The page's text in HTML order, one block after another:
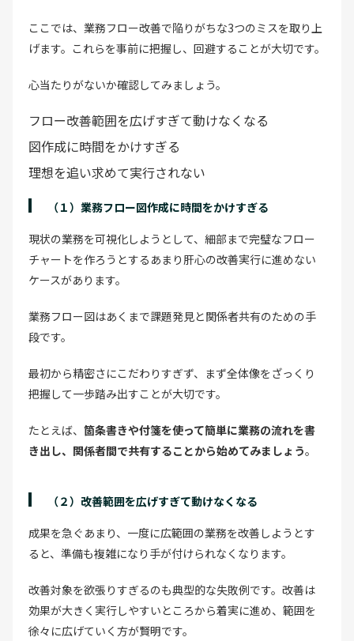
ここでは、業務フロー改善で陥りがちな3つのミスを取り上
げます。これらを事前に把握し、回避することが大切です。
心当たりがないか確認してみましょう。
フロー改善範囲を広げすぎて動けなくなる
図作成に時間をかけすぎる
理想を追い求めて実行されない
（１）業務フロー図作成に時間をかけすぎる
現状の業務を可視化しようとして、細部まで完璧なフロー
チャートを作ろうとするあまり肝心の改善実行に進めない
ケースがあります。
業務フロー図はあくまで課題発見と関係者共有のための手
段です。
最初から精密さにこだわりすぎず、まず全体像をざっくり
把握して一歩踏み出すことが大切です。
たとえば、 箇条書きや付箋を使って簡単に業務の流れを書
き出し、関係者間で共有することから始めてみましょう。
（２）改善範囲を広げすぎて動けなくなる
成果を急ぐあまり、一度に広範囲の業務を改善しようとす
ると、準備も複雑になり手が付けられなくなります。
改善対象を欲張りすぎるのも典型的な失敗例です。改善は
効果が大きく実行しやすいところから着実に進め、範囲を
徐々に広げていく方が賢明です。